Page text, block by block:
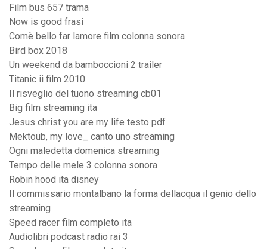
Film bus 657 trama
Now is good frasi
Comè bello far lamore film colonna sonora
Bird box 2018
Un weekend da bamboccioni 2 trailer
Titanic ii film 2010
Il risveglio del tuono streaming cb01
Big film streaming ita
Jesus christ you are my life testo pdf
Mektoub, my love_ canto uno streaming
Ogni maledetta domenica streaming
Tempo delle mele 3 colonna sonora
Robin hood ita disney
Il commissario montalbano la forma dellacqua il genio dello
streaming
Speed racer film completo ita
Audiolibri podcast radio rai 3